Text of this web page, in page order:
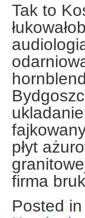
Tak to
płyt
firma
Posted in